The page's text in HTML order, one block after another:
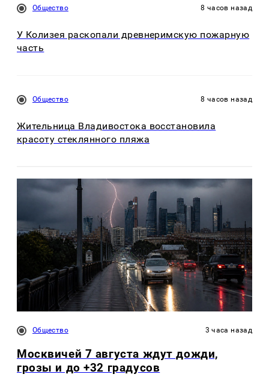
Общество 8 часов назад
У Колизея раскопали древнеримскую пожарную
часть
Общество 8 часов назад
Жительница Владивостока восстановила
красоту стеклянного пляжа
Общество 3 часа назад
Москвичей 7 августа ждут дожди,
грозы и до +32 градусов